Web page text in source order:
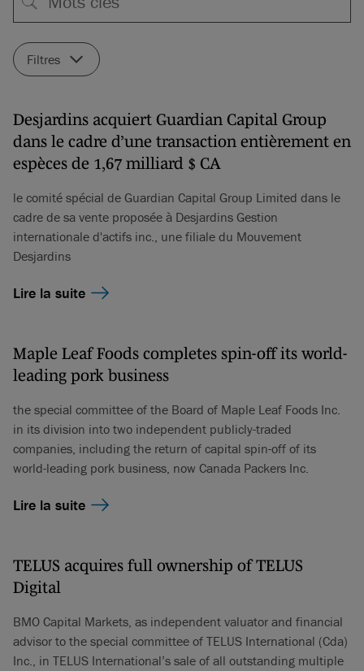
Filtres
Desjardins acquiert Guardian Capital Group
dans le cadre d’une transaction entièrement en
espèces de 1,67 milliard $ CA
le comité spécial de Guardian Capital Group Limited dans le
cadre de sa vente proposée à Desjardins Gestion
internationale d'actifs inc., une filiale du Mouvement
Desjardins
Lire la suite
Maple Leaf Foods completes spin-off its world-
leading pork business
the special committee of the Board of Maple Leaf Foods Inc.
in its division into two independent publicly-traded
companies, including the return of capital spin-off of its
world-leading pork business, now Canada Packers Inc.
Lire la suite
TELUS acquires full ownership of TELUS
Digital
BMO Capital Markets, as independent valuator and financial
advisor to the special committee of TELUS International (Cda)
Inc., in TELUS International’s sale of all outstanding multiple